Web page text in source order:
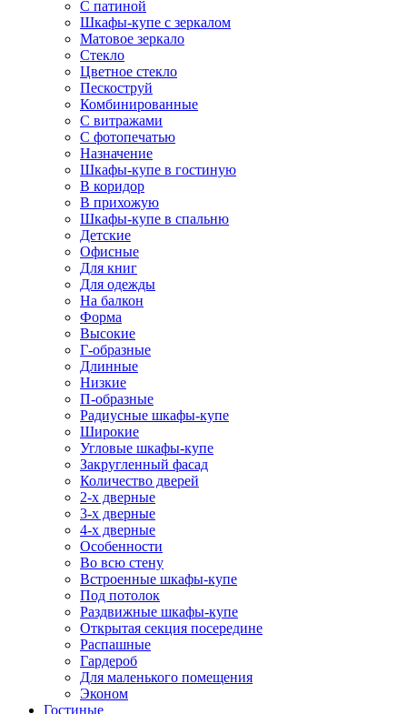
С патиной
Шкафы-купе с зеркалом
Матовое зеркало
Стекло
Цветное стекло
Пескоструй
Комбинированные
С витражами
С фотопечатью
Назначение
Шкафы-купе в гостиную
В коридор
В прихожую
Шкафы-купе в спальню
Детские
Офисные
Для книг
Для одежды
На балкон
Форма
Высокие
Г-образные
Длинные
Низкие
П-образные
Радиусные шкафы-купе
Широкие
Угловые шкафы-купе
Закругленный фасад
Количество дверей
2-х дверные
3-х дверные
4-х дверные
Особенности
Во всю стену
Встроенные шкафы-купе
Под потолок
Раздвижные шкафы-купе
Открытая секция посередине
Распашные
Гардероб
Для маленького помещения
Эконом
Гостиные